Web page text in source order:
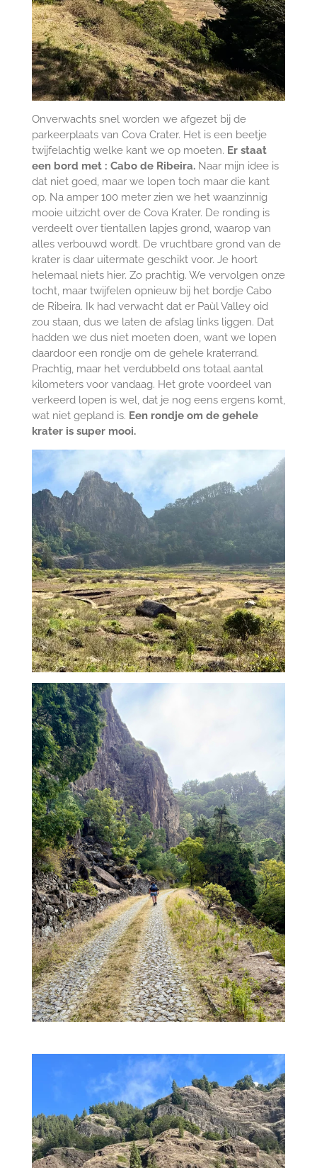
Onverwachts snel worden we afgezet bij de
parkeerplaats van Cova Crater. Het is een beetje
twijfelachtig welke kant we op moeten. Er staat
een bord met : Cabo de Ribeira. Naar mijn idee is
dat niet goed, maar we lopen toch maar die kant
op. Na amper 100 meter zien we het waanzinnig
mooie uitzicht over de Cova Krater. De ronding is
verdeelt over tientallen lapjes grond, waarop van
alles verbouwd wordt. De vruchtbare grond van de
krater is daar uitermate geschikt voor. Je hoort
helemaal niets hier. Zo prachtig. We vervolgen onze
tocht, maar twijfelen opnieuw bij het bordje Cabo
de Ribeira. Ik had verwacht dat er Paùl Valley oid
zou staan, dus we laten de afslag links liggen. Dat
hadden we dus niet moeten doen, want we lopen
daardoor een rondje om de gehele kraterrand.
Prachtig, maar het verdubbeld ons totaal aantal
kilometers voor vandaag. Het grote voordeel van
verkeerd lopen is wel, dat je nog eens ergens komt,
wat niet gepland is. Een rondje om de gehele
krater is super mooi.